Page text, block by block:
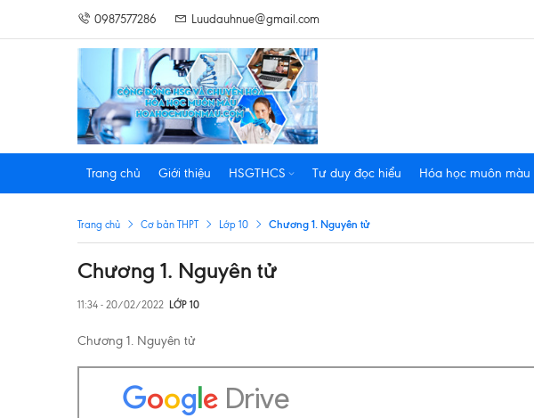
0987577286 Luudauhnue@gmail.com
Trang chủ Giới thiệu HSGTHCS Tư duy đọc hiểu Hóa học muôn màu
Trang chủ Cơ bản THPT Lớp 10 Chương 1. Nguyên tử
Chương 1. Nguyên tử
11:34 - 20/02/2022 LỚP 10
Chương 1. Nguyên tử